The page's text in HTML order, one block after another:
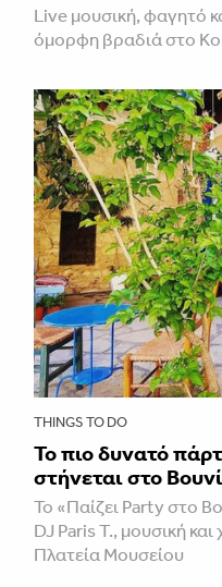
Live μουσική, φαγητό
όμορφη βραδιά στο
THINGS TO DO
Το πιο δυνατό
στήνεται στο Βουνί
Το «Παίζει Party στο
DJ Paris T., μουσική
Πλατεία Μουσείου